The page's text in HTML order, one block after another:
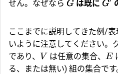
せん。なぜなら G は既に G
ここまでに説明してきた例/
いように注意してください。
であり、 V は任意の集合、 E
る、または無い) 組の集合で